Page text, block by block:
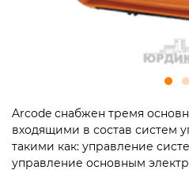
Arcode снабжен тремя
входящими в состав систем
такими как: управление
управление основным